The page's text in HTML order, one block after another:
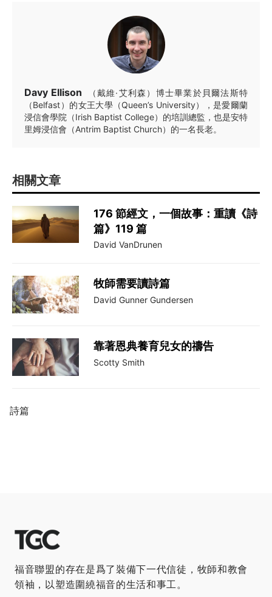
Davy Ellison
（戴維·艾利森）博士畢業於貝爾法斯特
（Belfast）的女王大學（Queen’s University），是愛爾蘭
浸信會學院（Irish Baptist College）的培訓總監，也是安特
里姆浸信會（Antrim Baptist Church）的一名長老。
相關文章
176 節經文，一個故事：重讀《詩
篇》119 篇
David VanDrunen
牧師需要讀詩篇
David Gunner Gundersen
靠著恩典養育兒女的禱告
Scotty Smith
詩篇
福音聯盟的存在是爲了裝備下一代信徒，牧師和教會
領袖，以塑造圍繞福音的生活和事工。